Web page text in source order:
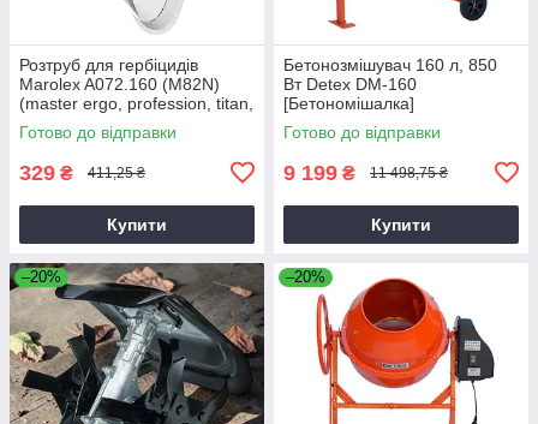
Розтруб для гербіцидів
Marolex A072.160 (M82N)
(master ergo, profession, titan,
x-line)
Готово до відправки
329 ₴ 411,25 ₴
Купити
Бетонозмішувач 160 л, 850
Вт Detex DM-160
[Бетономішалка]
Готово до відправки
9 199 ₴ 11 498,75 ₴
Купити
–20% –20%